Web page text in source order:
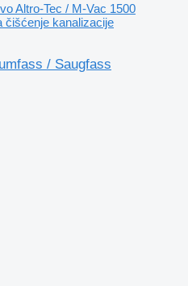
Altro-Tec / M-Vac 1500
čišćenje kanalizacije
/ Saugfass